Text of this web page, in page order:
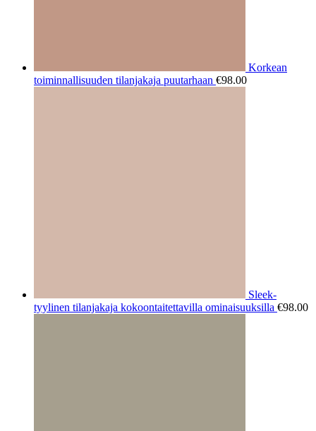
Korkean
toiminnallisuuden tilanjakaja puutarhaan €98.00
Sleek-
tyylinen tilanjakaja kokoontaitettavilla ominaisuuksilla €98.00